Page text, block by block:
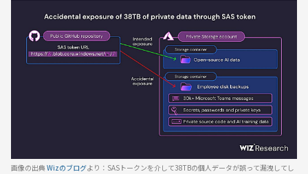
画像の出典 Wizのブログより：SASトークンを介して38TBの個人データが誤って漏洩してし